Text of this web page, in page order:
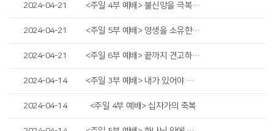
2024-04-21 <주일 4부 예배> 불신앙을 극복하라
2024-04-21 <주일 5부 예배> 영생을 소유한 연약한 인간
2024-04-21 <주일 6부 예배> 끝까지 견고하게 하시리라
2024-04-14 <주일 3부 예배> 내가 있어야 할 자리
2024-04-14 <주일 4부 예배> 십자가의 축복